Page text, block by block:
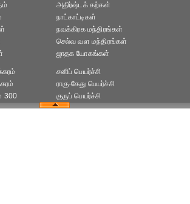
அதிர்ஷ்டக் கற்கள்
நாட்காட்டிகள்
நவக்கிரக மந்திரங்கள்
செல்வ வள மந்திரங்கள்
ஜாதக யோகங்கள்
300
சனிப் பெயர்ச்சி
ராகு-கேது பெயர்ச்சி
குருப் பெயர்ச்சி